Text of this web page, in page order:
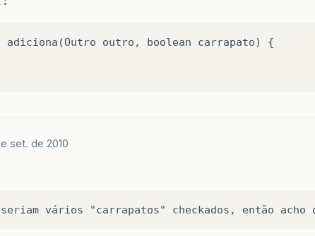
adiciona(Outro outro, boolean carrapato) {
set. de 2010